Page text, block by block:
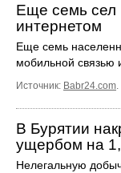
Еще семь сел
интернетом
Еще семь
мобильной связью
Источник: Babr24.com.
В Бурятии
ущербом на
Нелегальную